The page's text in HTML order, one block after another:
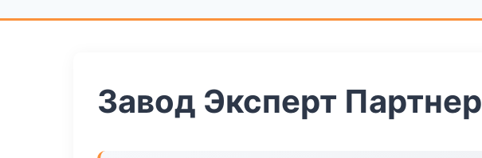
Завод Эксперт Партнер